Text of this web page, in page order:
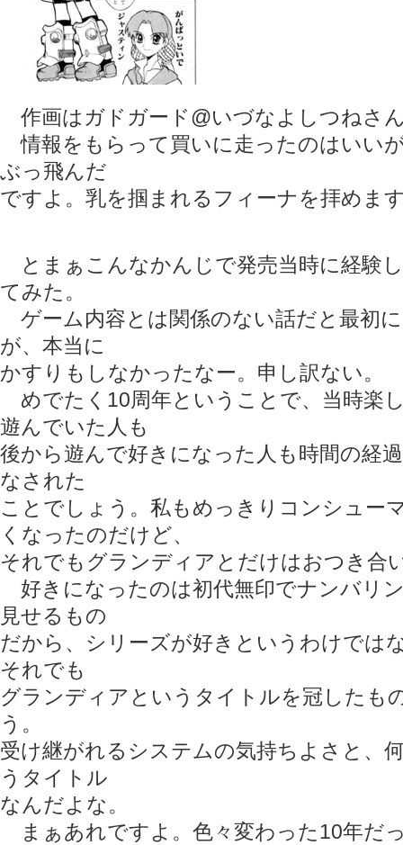
作画はガドガード@いづなよしつねさ
情報をもらって買いに走ったのはいい
ぶっ飛んだ
ですよ。乳を掴まれるフィーナを拝めま
とまぁこんなかんじで発売当時に経験
てみた。
ゲーム内容とは関係のない話だと最初
が、本当に
かすりもしなかったなー。申し訳ない。
めでたく10周年ということで、当時楽
遊んでいた人も
後から遊んで好きになった人も時間の経
なされた
ことでしょう。私もめっきりコンシュー
くなったのだけど、
それでもグランディアとだけはおつき合
好きになったのは初代無印でナンバリ
見せるもの
だから、シリーズが好きというわけでは
それでも
グランディアというタイトルを冠したも
う。
受け継がれるシステムの気持ちよさと、
うタイトル
なんだよな。
まぁあれですよ。色々変わった10年だ